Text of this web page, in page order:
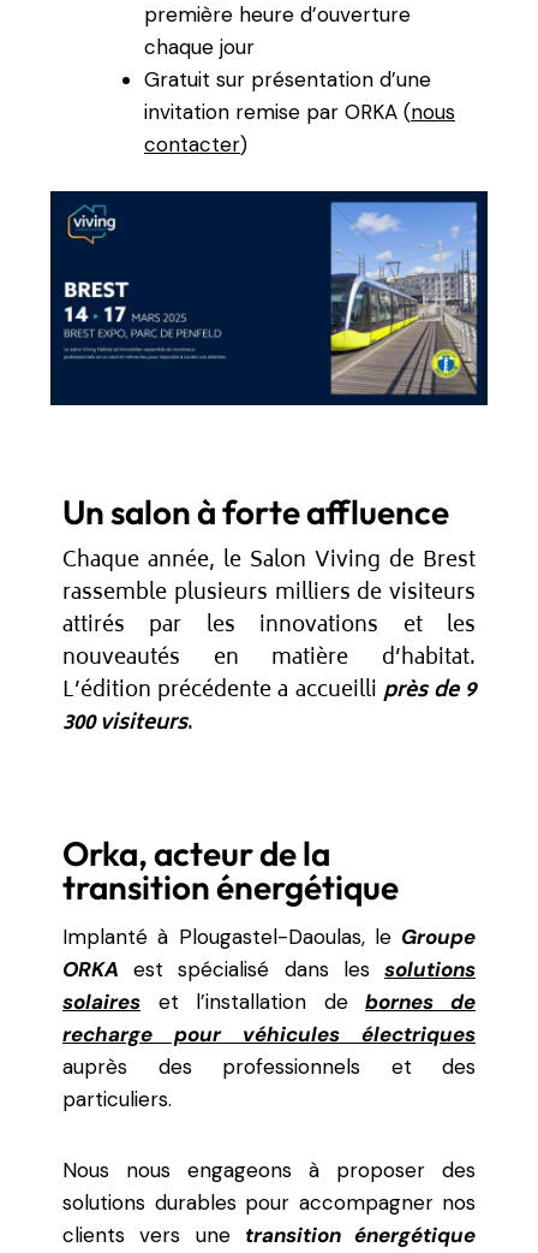
première heure d’ouverture
chaque jour
Gratuit sur présentation d’une
invitation remise par ORKA (nous
contacter)
Un salon à forte affluence
Chaque année, le Salon Viving de Brest
rassemble plusieurs milliers de visiteurs
attirés par les innovations et les
nouveautés en matière d’habitat.
L’édition précédente a accueilli près de 9
300 visiteurs.
Orka, acteur de la
transition énergétique
Implanté à Plougastel-Daoulas, le Groupe
ORKA est spécialisé dans les solutions
solaires et l’installation debornes de
recharge pour véhicules électriques
auprès des professionnels et des
particuliers.
Nous nous engageons à proposer des
solutions durables pour accompagner nos
clients vers une transition énergétique